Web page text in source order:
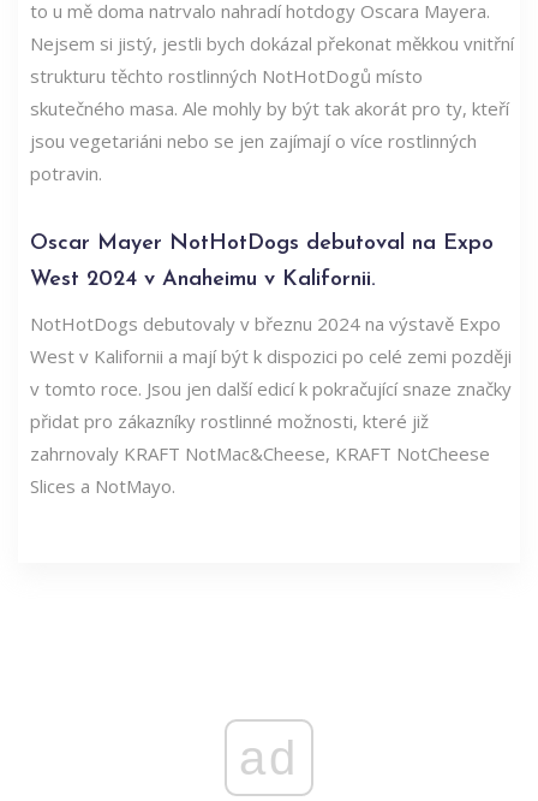
to u mě doma natrvalo nahradí hotdogy Oscara Mayera.
Nejsem si jistý, jestli bych dokázal překonat měkkou vnitřní
strukturu těchto rostlinných NotHotDogů místo
skutečného masa. Ale mohly by být tak akorát pro ty, kteří
jsou vegetariáni nebo se jen zajímají o více rostlinných
potravin.
Oscar Mayer NotHotDogs debutoval na Expo
West 2024 v Anaheimu v Kalifornii.
NotHotDogs debutovaly v březnu 2024 na výstavě Expo
West v Kalifornii a mají být k dispozici po celé zemi později
v tomto roce. Jsou jen další edicí k pokračující snaze značky
přidat pro zákazníky rostlinné možnosti, které již
zahrnovaly KRAFT NotMac&Cheese, KRAFT NotCheese
Slices a NotMayo.
ad